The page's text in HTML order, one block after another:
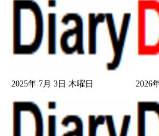
2025年 7月 3日 木曜日 2026